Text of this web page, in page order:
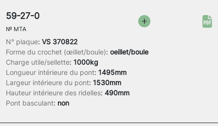
N° plaque: VS 370822
Forme du crochet (œillet/boule): oeillet/boule
Charge utile/sellette: 1000kg
Longueur intérieure du pont: 1495mm
Largeur intérieure du pont: 1530mm
Hauteur intérieure des ridelles: 490mm
Pont basculant: non
59-27-0
№ MTA